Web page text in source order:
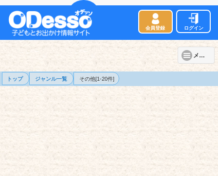
会員登録 ログイン
メニュー
トップ ジャンル一覧 その他[1-20件]